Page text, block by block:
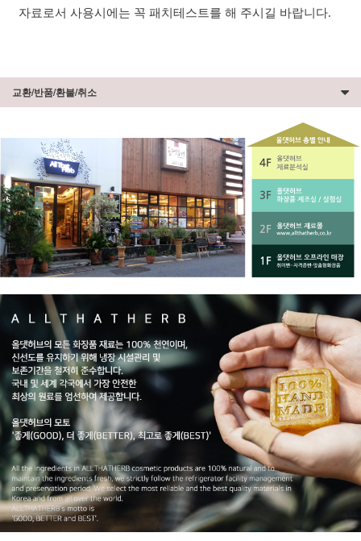
자료로서 사용시에는 꼭 패치테스트를 해 주시길 바랍니다.
교환/반품/환불/취소